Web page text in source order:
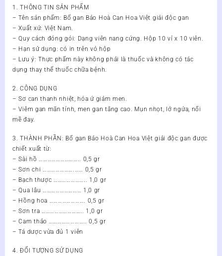
số
lượng
1. THÔNG TIN SẢN PHẨM
– Tên sản phẩm: Bổ gan Bảo Hoà Can Hoa Việt giải độc gan
– Xuất xứ: Việt Nam.
– Quy cách đóng gói: Dạng viên nang cứng. Hộp 10 vỉ x 10 viên.
– Hạn sử dụng: có in trên vỏ hộp
– Lưu ý: Thực phẩm này không phải là thuốc và không có tác
dụng thay thế thuốc chữa bệnh.
2. CÔNG DỤNG
– Sơ can thanh nhiệt, hóa ứ giảm men.
– Viêm gan mãn tính, men gan tăng cao. Mụn nhọt, lở ngứa, nổi
mề đay.
3. THÀNH PHẦN: Bổ gan Bảo Hoà Can Hoa Việt giải độc gan được
chiết xuất từ:
– Sài hồ ……………………….. 0,5 gr
– Sơn chi ………………….…… 0,5 gr
– Bạch thược ………………….. 1,0 gr
– Qua lâu ……………………… 1,0 gr
– Hồng hoa ……………………. 0,5 gr
– Sơn tra ……………………….. 1,0 gr
– Cam thảo …………………….. 0,5 gr
– Tá dược vừa đủ 1 viên
4. ĐỐI TƯỢNG SỬ DỤNG